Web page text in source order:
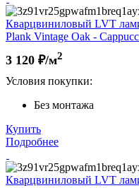
Кварцвиниловый LVT
Plank Vintage Oak -
3 120 ₽/м2
Условия покупки:
Без монтажа
Купить
Подробнее
Кварцвиниловый LVT